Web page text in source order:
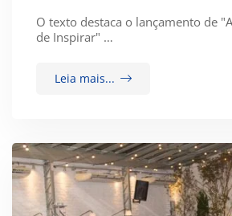
O texto destaca o lançamento de
de Inspirar" …
Leia mais...